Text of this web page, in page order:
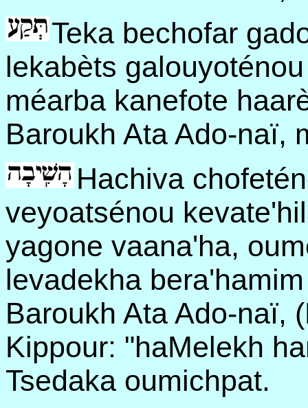
Teka bechofar
lekabèts
méarba kanefote
Baroukh Ata Ado-naï,
Hachiva
veyoatsénou
yagone vaana'ha,
levadekha
Baroukh Ata Ado-naï,
Kippour: "haMelekh
Tsedaka oumichpat.